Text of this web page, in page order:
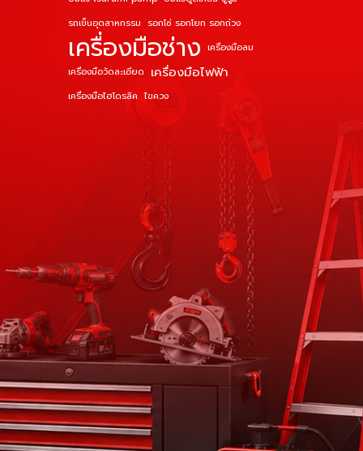
รถเข็นอุตสาหกรรม รอกโซ่ รอกโยก รอกถ่วง
เครื่องมือช่าง เครื่องมือลม
เครื่องมือวัดละเอียด เครื่องมือไฟฟ้า
เครื่องมือไฮโดรลิค ไขควง